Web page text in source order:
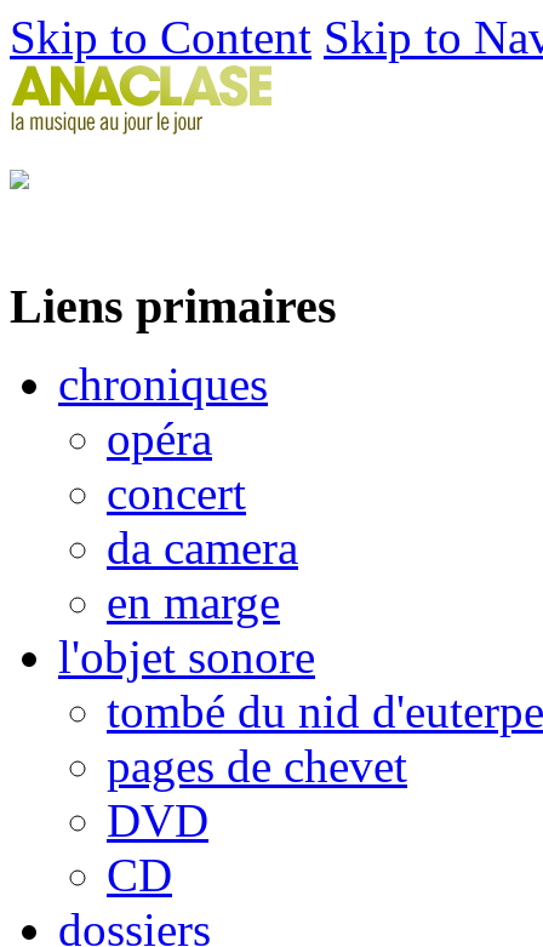
Skip to Content Skip to
Liens primaires
chroniques
opéra
concert
da camera
en marge
l'objet sonore
tombé du nid d'euterpe
pages de chevet
DVD
CD
dossiers